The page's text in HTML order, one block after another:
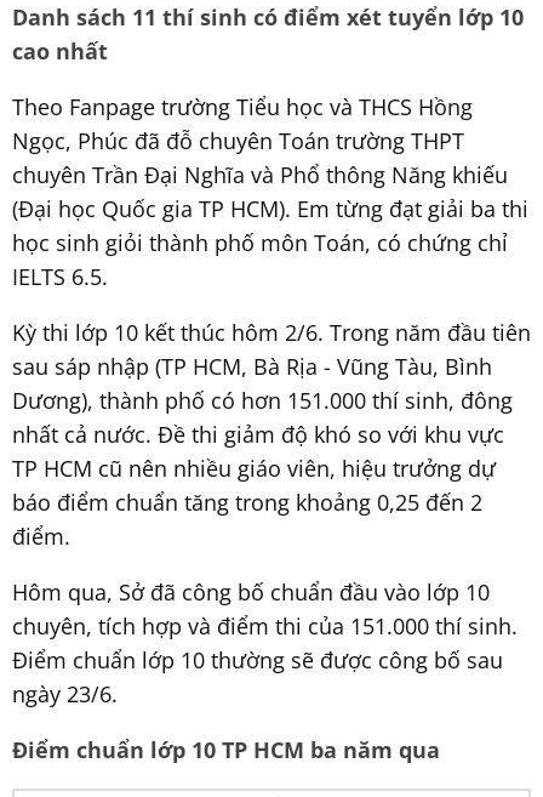
Danh sách 11 thí sinh có điểm xét tuyển lớp 10
cao nhất
Theo Fanpage trường Tiểu học và THCS Hồng
Ngọc, Phúc đã đỗ chuyên Toán trường THPT
chuyên Trần Đại Nghĩa và Phổ thông Năng khiếu
(Đại học Quốc gia TP HCM). Em từng đạt giải ba thi
học sinh giỏi thành phố môn Toán, có chứng chỉ
IELTS 6.5.
Kỳ thi lớp 10 kết thúc hôm 2/6. Trong năm đầu tiên
sau sáp nhập (TP HCM, Bà Rịa - Vũng Tàu, Bình
Dương), thành phố có hơn 151.000 thí sinh, đông
nhất cả nước. Đề thi giảm độ khó so với khu vực
TP HCM cũ nên nhiều giáo viên, hiệu trưởng dự
báo điểm chuẩn tăng trong khoảng 0,25 đến 2
điểm.
Hôm qua, Sở đã công bố chuẩn đầu vào lớp 10
chuyên, tích hợp và điểm thi của 151.000 thí sinh.
Điểm chuẩn lớp 10 thường sẽ được công bố sau
ngày 23/6.
Điểm chuẩn lớp 10 TP HCM ba năm qua